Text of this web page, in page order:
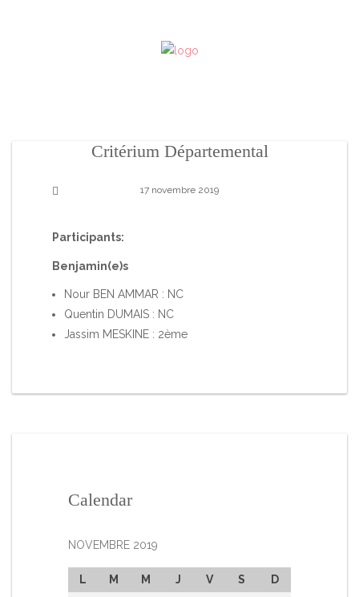
Critérium Départemental
17 novembre 2019
Participants:
Benjamin(e)s
Nour BEN AMMAR : NC
Quentin DUMAIS : NC
Jassim MESKINE : 2ème
Calendar
NOVEMBRE 2019
L M M J V S
D